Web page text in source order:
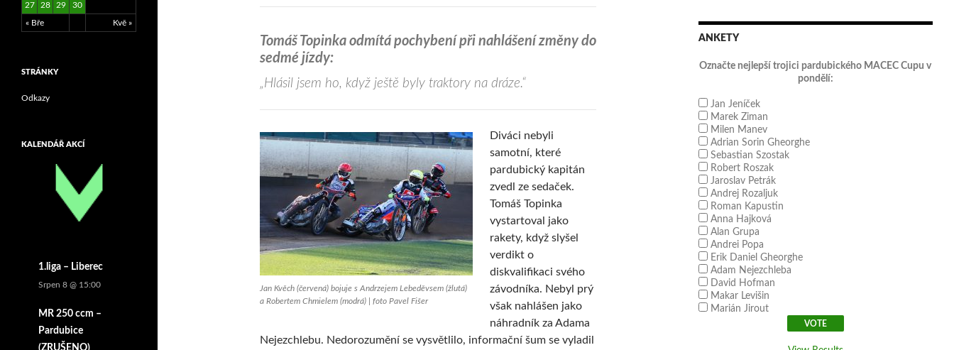
Tomáš Topinka odmítá pochybení při nahlášení změny do
sedmé jízdy:
„Hlásil jsem ho, když ještě byly traktory na dráze.“
Jan Kvěch (červená) bojuje s Andrzejem Lebeděvsem (žlutá)
a Robertem Chmielem (modrá) | foto Pavel Fišer
Diváci nebyli
samotní, které
pardubický kapitán
zvedl ze sedaček.
Tomáš Topinka
vystartoval jako
rakety, když slyšel
verdikt o
diskvalifikaci svého
závodníka. Nebyl prý
však nahlášen jako
náhradník za Adama
Nejezchlebu. Nedorozumění se vysvětlilo, informační šum se vyladil
ANKETY
Označte nejlepší trojici pardubického MACEC Cupu v
pondělí:
Jan Jeníček
Marek Ziman
Milen Manev
Adrian Sorin Gheorghe
Sebastian Szostak
Robert Roszak
Jaroslav Petrák
Andrej Rozaljuk
Roman Kapustin
Anna Hajková
Alan Grupa
Andrei Popa
Erik Daniel Gheorghe
Adam Nejezchleba
David Hofman
Makar Levišin
Marián Jirout
« Bře Kvě »
27 28 29 30
STRÁNKY
Odkazy
KALENDÁŘ AKCÍ
1.liga – Liberec
Srpen 8 @ 15:00
MR 250 ccm –
Pardubice
(ZRUŠENO)